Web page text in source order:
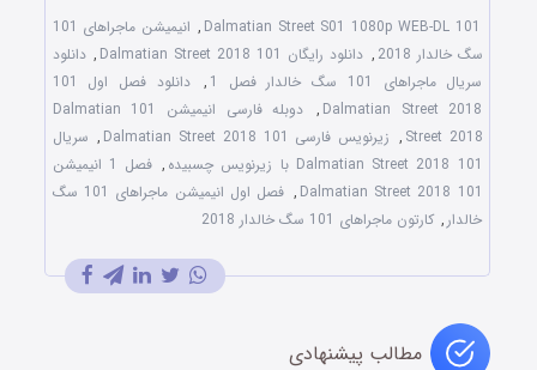
101 Dalmatian Street S01 1080p WEB-DL
,
انیمیشن ماجراهای 101
سگ خالدار 2018
, دانلود رایگان 101 Dalmatian Street 2018 , دانلود
سریال ماجراهای 101 سگ خالدار فصل 1
,
دانلود فصل اول 101
Dalmatian Street 2018
,
دوبله فارسی انیمیشن 101 Dalmatian
Street 2018
, زیرنویس فارسی 101 Dalmatian Street 2018 , سریال
101 Dalmatian Street 2018 با زیرنویس چسبیده
,
فصل 1 انیمیشن
101 Dalmatian Street 2018
,
فصل اول انیمیشن ماجراهای 101 سگ
خالدار , کارتون ماجراهای 101 سگ خالدار 2018
مطالب پیشنهادی